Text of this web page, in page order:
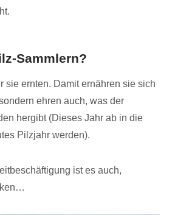
Sammlern?
sie ernten. Damit ernähren sie sich
ehren auch, was der
hergibt (Dieses Jahr ab in die
Pilzjahr werden).
ist es auch,